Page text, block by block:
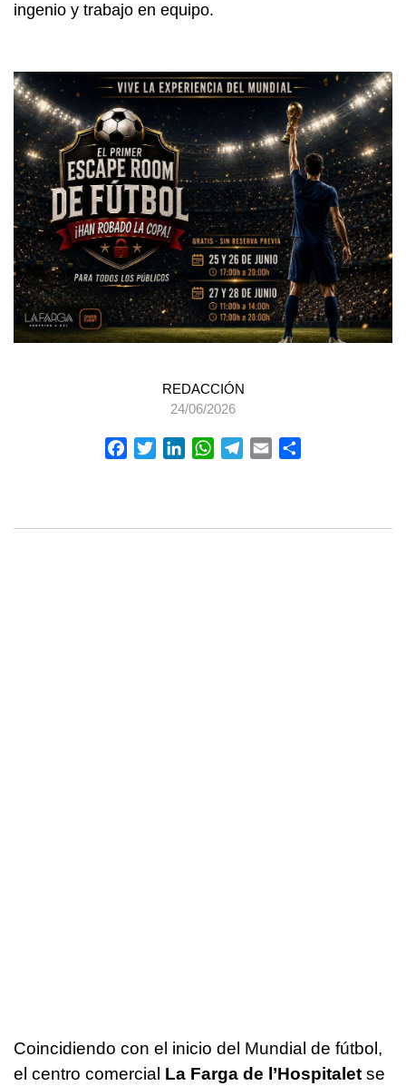
ingenio y trabajo en equipo.
REDACCIÓN
24/06/2026
FacebookTwitterLinkedInWhatsApp
Telegram
Email
Coincidiendo con el inicio del Mundial de fútbol,
el centro comercial La Farga de l’Hospitalet se